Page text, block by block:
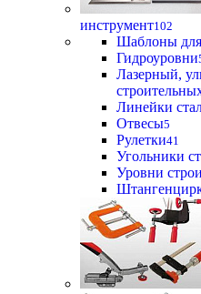
инструмент102
Шаблоны для
Гидроуровни
Лазерный,
Линейки
Отвесы5
Рулетки41
Угольники
Уровни